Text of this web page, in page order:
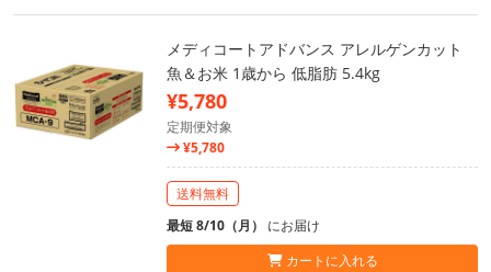
メディコートアドバンス アレルゲンカット
魚＆お米 1歳から 低脂肪 5.4kg
¥5,780
定期便対象
¥5,780
送料無料
最短 8/10（月） にお届け
カートに入れる